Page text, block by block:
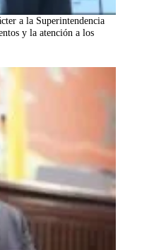
a la Superintendencia
y la atención a los